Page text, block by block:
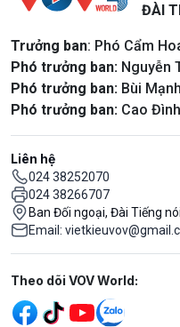
ĐÀI
Trưởng ban: Phó Cẩm
Phó trưởng ban: Nguyễn
Phó trưởng ban: Bùi
Phó trưởng ban: Cao
Liên hệ
024 38252070
024 38266707
Ban Đối ngoại, Đài Tiếng
Email:
Mạng xã hội
Theo dõi VOV World: